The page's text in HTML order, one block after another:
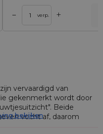
– verp. +
Toevoegen aan
vervaardigd van
gekenmerkt wordt door
Beide
vocht af, daarom
bekijken